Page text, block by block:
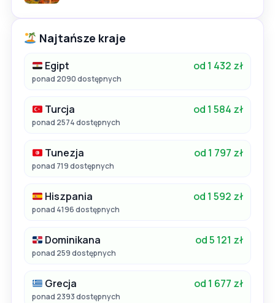
Najtańsze kraje
Egipt od 1 432 zł
ponad 2090 dostępnych
Turcja od 1 584 zł
ponad 2574 dostępnych
Tunezja od 1 797 zł
ponad 719 dostępnych
Hiszpania od 1 592 zł
ponad 4196 dostępnych
Dominikana od 5 121 zł
ponad 259 dostępnych
Grecja od 1 677 zł
ponad 2393 dostępnych